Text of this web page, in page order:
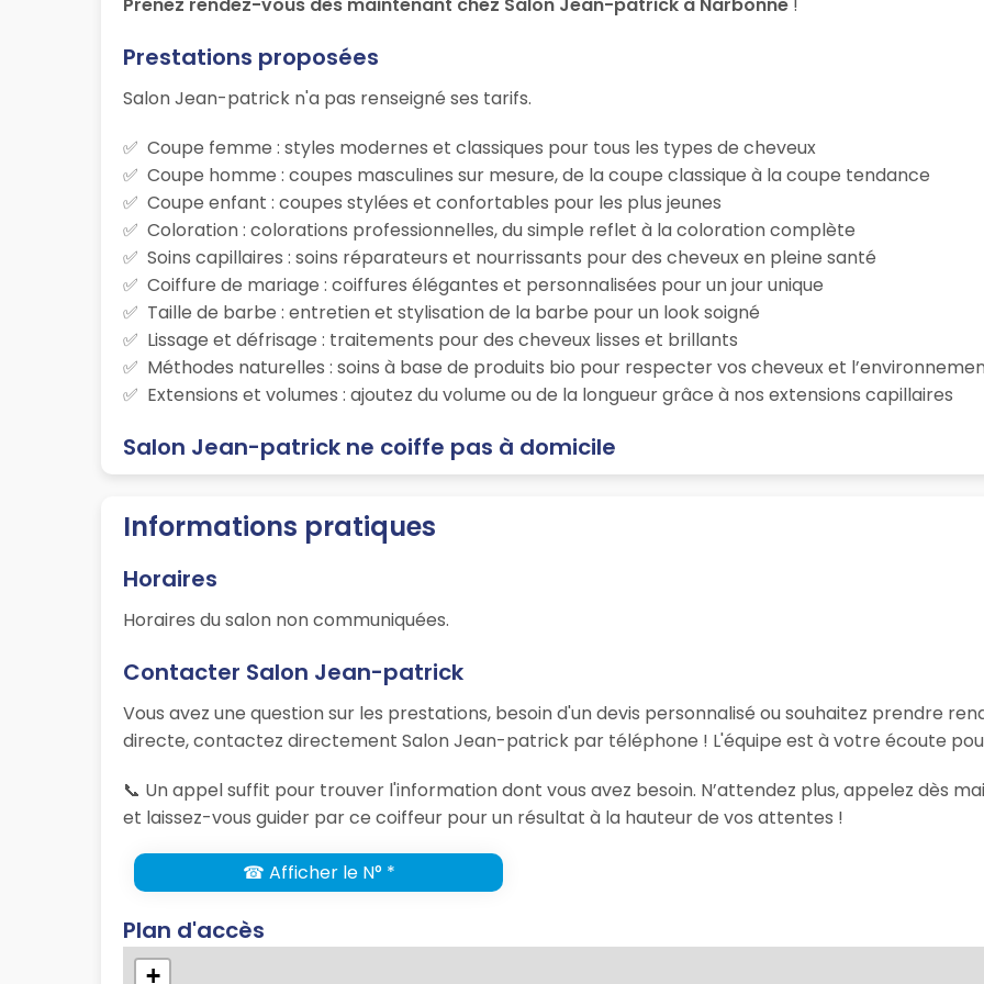
Prenez rendez-vous dès maintenant chez Salon Jean-patrick à Narbonne !
Prestations proposées
Salon Jean-patrick n'a pas renseigné ses tarifs.
Coupe femme : styles modernes et classiques pour tous les types de cheveux
Coupe homme : coupes masculines sur mesure, de la coupe classique à la coupe tendance
Coupe enfant : coupes stylées et confortables pour les plus jeunes
Coloration : colorations professionnelles, du simple reflet à la coloration complète
Soins capillaires : soins réparateurs et nourrissants pour des cheveux en pleine santé
Coiffure de mariage : coiffures élégantes et personnalisées pour un jour unique
Taille de barbe : entretien et stylisation de la barbe pour un look soigné
Lissage et défrisage : traitements pour des cheveux lisses et brillants
Méthodes naturelles : soins à base de produits bio pour respecter vos cheveux et
Extensions et volumes : ajoutez du volume ou de la longueur grâce à nos extensions capillaires
Salon Jean-patrick ne coiffe pas à domicile
Informations pratiques
Horaires
Horaires du salon non communiquées.
Contacter Salon Jean-patrick
Vous avez une question sur les prestations, besoin d'un devis personnalisé ou souhaitez prendre
directe, contactez directement Salon Jean-patrick par téléphone ! L'équipe est à votre écoute
📞 Un appel suffit pour trouver l'information dont vous avez besoin. N’attendez plus, appelez dès
et laissez-vous guider par ce coiffeur pour un résultat à la hauteur de vos attentes !
☎ Afficher le N° *
Plan d'accès
+